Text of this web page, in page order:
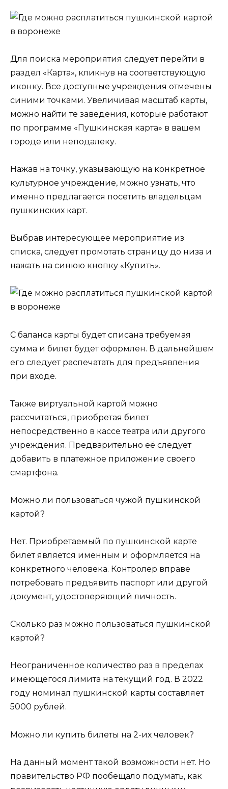
Для поиска мероприятия следует перейти в
раздел «Карта», кликнув на соответствующую
иконку. Все доступные учреждения отмечены
синими точками. Увеличивая масштаб карты,
можно найти те заведения, которые работают
по программе «Пушкинская карта» в вашем
городе или неподалеку.
Нажав на точку, указывающую на конкретное
культурное учреждение, можно узнать, что
именно предлагается посетить владельцам
пушкинских карт.
Выбрав интересующее мероприятие из
списка, следует промотать страницу до низа и
нажать на синюю кнопку «Купить».
С баланса карты будет списана требуемая
сумма и билет будет оформлен. В дальнейшем
его следует распечатать для предъявления
при входе.
Также виртуальной картой можно
рассчитаться, приобретая билет
непосредственно в кассе театра или другого
учреждения. Предварительно её следует
добавить в платежное приложение своего
смартфона.
Можно ли пользоваться чужой пушкинской
картой?
Нет. Приобретаемый по пушкинской карте
билет является именным и оформляется на
конкретного человека. Контролер вправе
потребовать предъявить паспорт или другой
документ, удостоверяющий личность.
Сколько раз можно пользоваться пушкинской
картой?
Неограниченное количество раз в пределах
имеющегося лимита на текущий год. В 2022
году номинал пушкинской карты составляет
5000 рублей.
Можно ли купить билеты на 2-их человек?
На данный момент такой возможности нет. Но
правительство РФ пообещало подумать, как